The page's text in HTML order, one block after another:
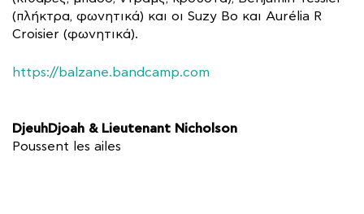
(πλήκτρα, φωνητικά) και οι Suzy Bo και Aurélia R
Croisier (φωνητικά).
https://balzane.bandcamp.com
DjeuhDjoah & Lieutenant Nicholson
Poussent les ailes